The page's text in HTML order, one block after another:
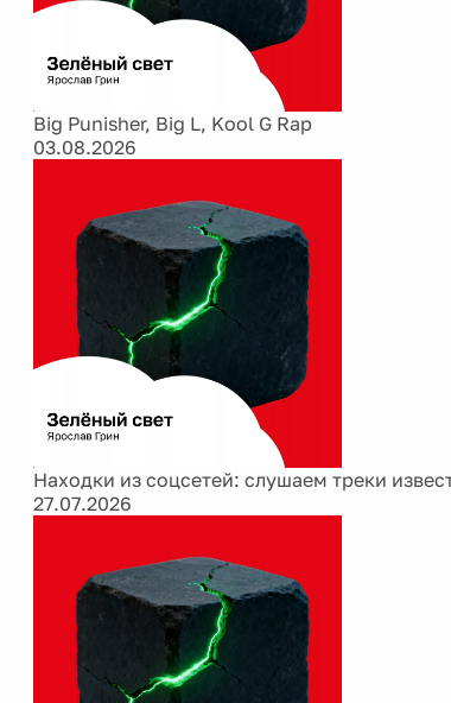
Big Punisher, Big L, Kool G Rap
03.08.2026
Находки из соцсетей: слушаем треки
27.07.2026